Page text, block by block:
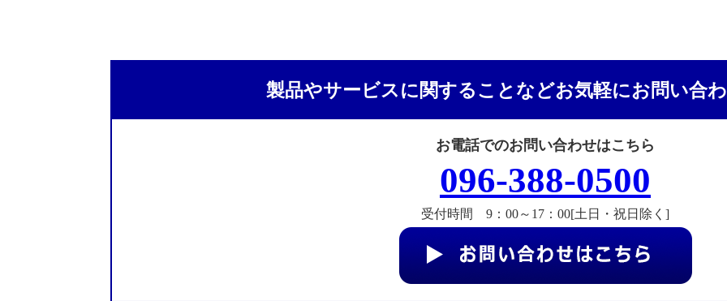
製品やサービスに関することなどお気軽にお問い合
お電話でのお問い合わせはこちら
096-388-0500
受付時間 9：00～17：00[土日・祝日除く]